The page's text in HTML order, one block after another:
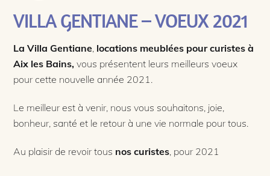
VILLA GENTIANE – VOEUX 2021
La Villa Gentiane, locations meublées pour curistes à
Aix les Bains, vous présentent leurs meilleurs voeux
pour cette nouvelle année 2021.
Le meilleur est à venir, nous vous souhaitons, joie,
bonheur, santé et le retour à une vie normale pour tous.
Au plaisir de revoir tous nos curistes, pour 2021